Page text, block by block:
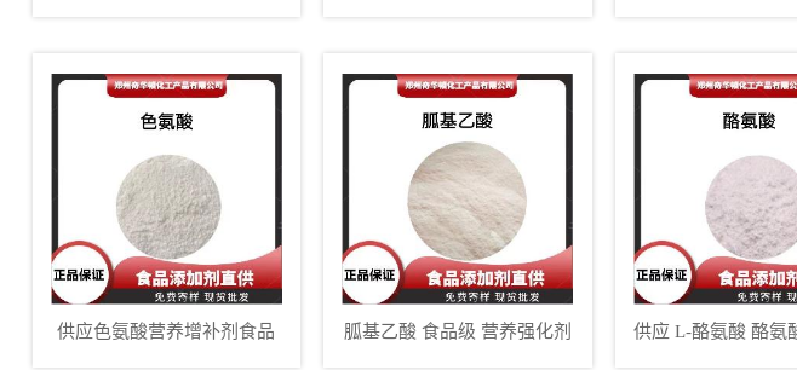
供应色氨酸营养增补剂食品
胍基乙酸 食品级 营养强化剂
供应 L-酪氨酸 酪氨